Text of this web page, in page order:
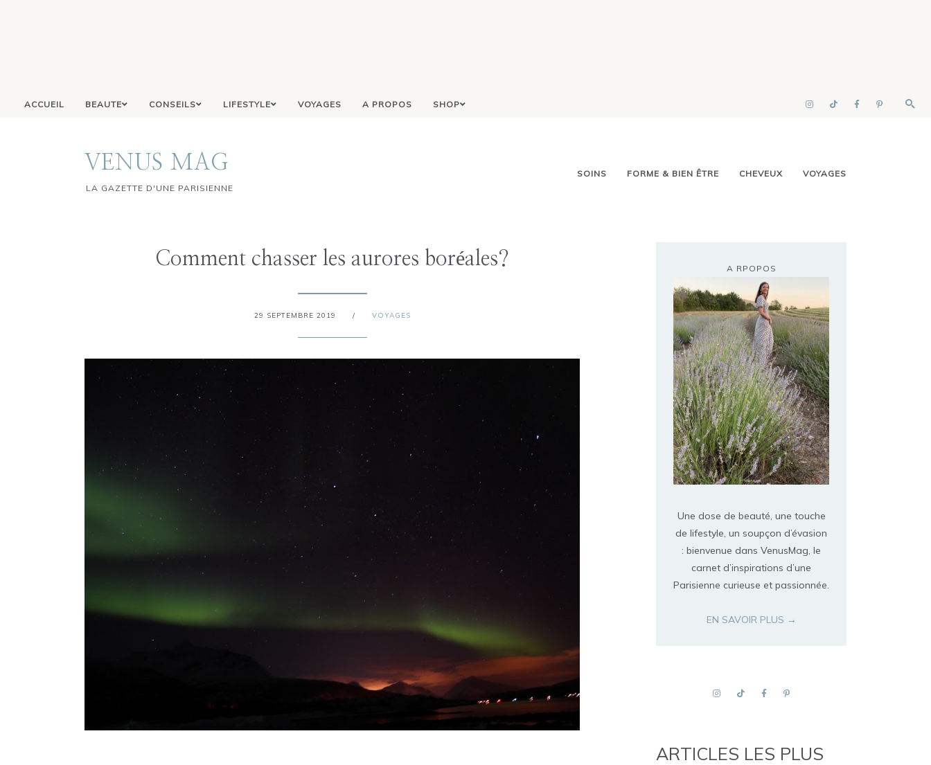
ACCUEIL BEAUTE CONSEILS LIFESTYLE VOYAGES A PROPOS SHOP
VENUS MAG
LA GAZETTE D'UNE PARISIENNE
SOINS FORME & BIEN ÊTRE CHEVEUX VOYAGES
Comment chasser les aurores boréales?
29 SEPTEMBRE 2019 / VOYAGES
A RPOPOS
Une dose de beauté, une touche
de lifestyle, un soupçon d’évasion
: bienvenue dans VenusMag, le
carnet d’inspirations d’une
Parisienne curieuse et passionnée.
EN SAVOIR PLUS →
ARTICLES LES PLUS